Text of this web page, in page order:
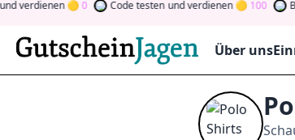
verdienen 0 Code testen und verdienen 100
Über uns